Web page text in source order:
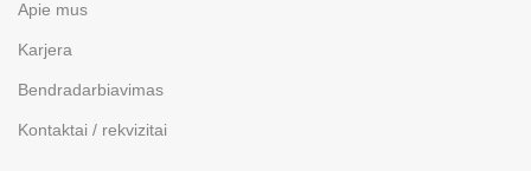
Apie mus
Karjera
Bendradarbiavimas
Kontaktai / rekvizitai